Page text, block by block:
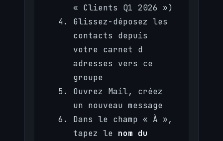
« Clients Q1 2026 »)
Glissez-déposez les
contacts depuis
votre carnet d
adresses vers ce
groupe
Ouvrez Mail, créez
un nouveau message
Dans le champ « À »,
tapez le nom du